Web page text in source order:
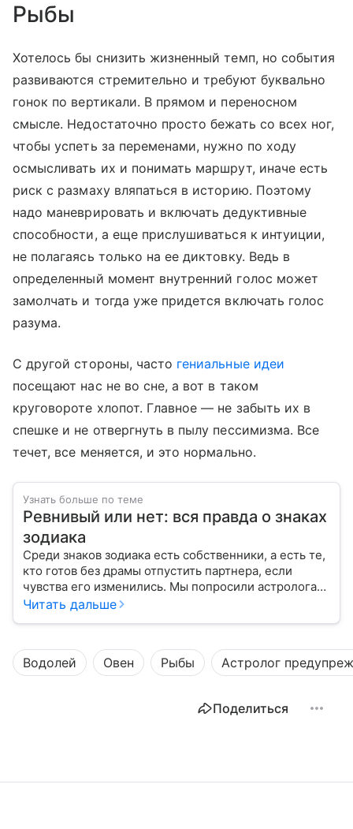
Рыбы
Хотелось бы снизить жизненный темп, но события
развиваются стремительно и требуют буквально
гонок по вертикали. В прямом и переносном
смысле. Недостаточно просто бежать со всех ног,
чтобы успеть за переменами, нужно по ходу
осмысливать их и понимать маршрут, иначе есть
риск с размаху вляпаться в историю. Поэтому
надо маневрировать и включать дедуктивные
способности, а еще прислушиваться к интуиции,
не полагаясь только на ее диктовку. Ведь в
определенный момент внутренний голос может
замолчать и тогда уже придется включать голос
разума.
С другой стороны, часто гениальные идеи
посещают нас не во сне, а вот в таком
круговороте хлопот. Главное — не забыть их в
спешке и не отвергнуть в пылу пессимизма. Все
течет, все меняется, и это нормально.
Узнать больше по теме
Ревнивый или нет: вся правда о знаках
зодиака
Среди знаков зодиака есть собственники, а есть те,
кто готов без драмы отпустить партнера, если
чувства его изменились. Мы попросили астролога
рассказать о каждом знаке, ревнивый он или нет.
Читать дальше
Водолей Овен Рыбы Астролог
Поделиться